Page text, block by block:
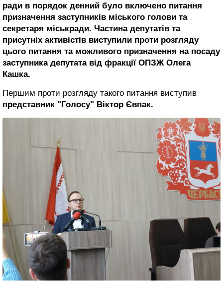
ради в порядок денний було включено питання
призначення заступників міського голови та
секретаря міськради. Частина депутатів та
присутніх активістів виступили проти розгляду
цього питання та можливого призначення на посаду
заступника депутата від фракції ОПЗЖ Олега
Кашка.
Першим проти розгляду такого питання виступив
представник "Голосу" Віктор Євпак.